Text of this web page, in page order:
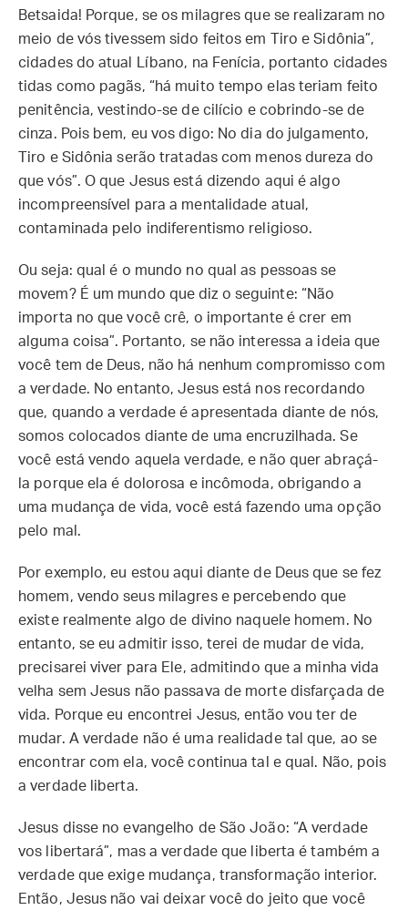
Betsaida! Porque, se os milagres que se realizaram no
meio de vós tivessem sido feitos em Tiro e Sidônia”,
cidades do atual Líbano, na Fenícia, portanto cidades
tidas como pagãs, “há muito tempo elas teriam feito
penitência, vestindo-se de cilício e cobrindo-se de
cinza. Pois bem, eu vos digo: No dia do julgamento,
Tiro e Sidônia serão tratadas com menos dureza do
que vós”. O que Jesus está dizendo aqui é algo
incompreensível para a mentalidade atual,
contaminada pelo indiferentismo religioso.
Ou seja: qual é o mundo no qual as pessoas se
movem? É um mundo que diz o seguinte: “Não
importa no que você crê, o importante é crer em
alguma coisa”. Portanto, se não interessa a ideia que
você tem de Deus, não há nenhum compromisso com
a verdade. No entanto, Jesus está nos recordando
que, quando a verdade é apresentada diante de nós,
somos colocados diante de uma encruzilhada. Se
você está vendo aquela verdade, e não quer abraçá-
la porque ela é dolorosa e incômoda, obrigando a
uma mudança de vida, você está fazendo uma opção
pelo mal.
Por exemplo, eu estou aqui diante de Deus que se fez
homem, vendo seus milagres e percebendo que
existe realmente algo de divino naquele homem. No
entanto, se eu admitir isso, terei de mudar de vida,
precisarei viver para Ele, admitindo que a minha vida
velha sem Jesus não passava de morte disfarçada de
vida. Porque eu encontrei Jesus, então vou ter de
mudar. A verdade não é uma realidade tal que, ao se
encontrar com ela, você continua tal e qual. Não, pois
a verdade liberta.
Jesus disse no evangelho de São João: “A verdade
vos libertará”, mas a verdade que liberta é também a
verdade que exige mudança, transformação interior.
Então, Jesus não vai deixar você do jeito que você